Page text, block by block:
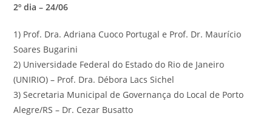
2º dia – 24/06
1) Prof. Dra. Adriana Cuoco Portugal e Prof. Dr. Maurício
Soares Bugarini
2) Universidade Federal do Estado do Rio de Janeiro
(UNIRIO) – Prof. Dra. Débora Lacs Sichel
3) Secretaria Municipal de Governança do Local de Porto
Alegre/RS – Dr. Cezar Busatto